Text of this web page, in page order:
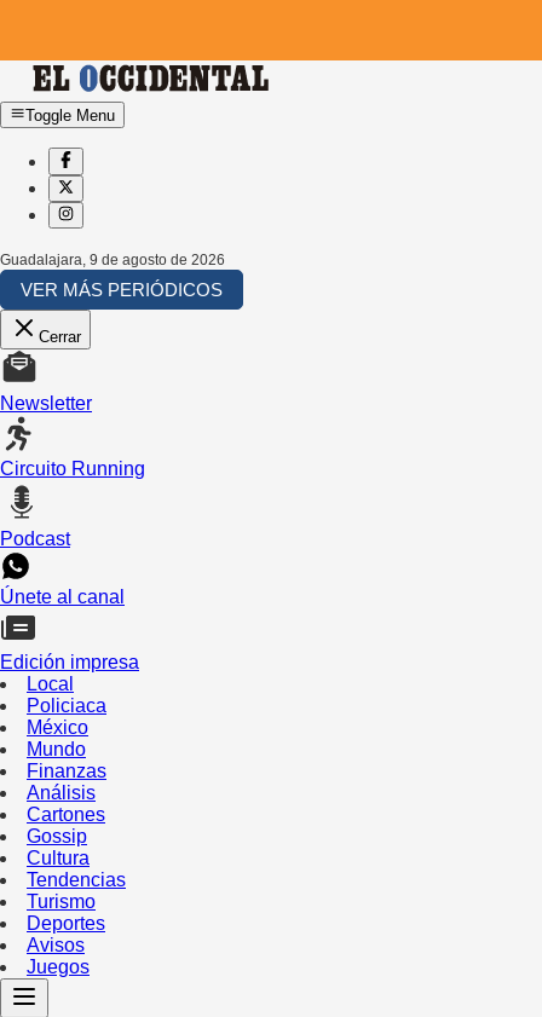
Toggle Menu
Guadalajara, 9 de agosto de 2026
VER MÁS PERIÓDICOS
Cerrar
Newsletter
Circuito Running
Podcast
Únete al canal
Edición impresa
Local
Policiaca
México
Mundo
Finanzas
Análisis
Cartones
Gossip
Cultura
Tendencias
Turismo
Deportes
Avisos
Juegos